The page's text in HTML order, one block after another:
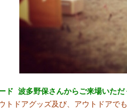
ド 波多野保さんからご来場いただ
トドアグッズ及び、アウトドア